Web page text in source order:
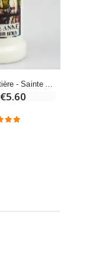
Bougie de Cimetière - Sainte Anne
€5.60